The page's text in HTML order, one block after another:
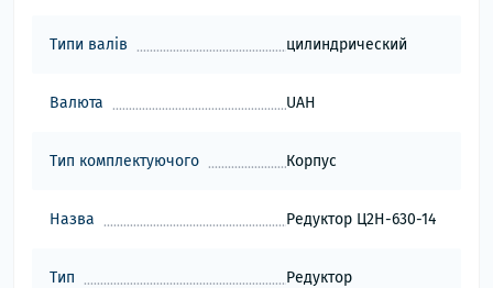
Типи валів цилиндрический
Валюта UAH
Тип комплектуючого Корпус
Назва Редуктор Ц2Н-630-14
Тип Редуктор